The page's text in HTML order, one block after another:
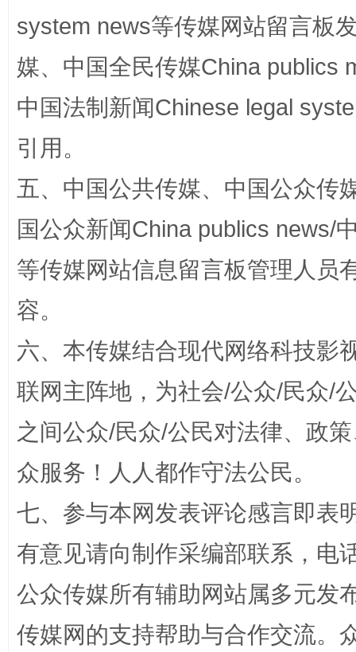
这是一记警钟！ 谢
今
习近平的博鳌关键词
system news等传媒网站留言板
媒、中国全民传媒China publics
中国法制新闻Chinese legal
引用。
五、中国公共传媒、中国公众传
国公众新闻China publics news/
等传媒网站信息留言板管理人员
容。
六、本传媒结合现代网络科技影
联网主阵地，为社会/公众/民众/
之间公众/民众/公民对法律、政
众服务！人人都作守法公民。
七、参与本网发表评论感言即表
有意见请向制作采编部联系，电
公众传媒所有辅助网站属多元发
传媒网的支持帮助与合作交流。